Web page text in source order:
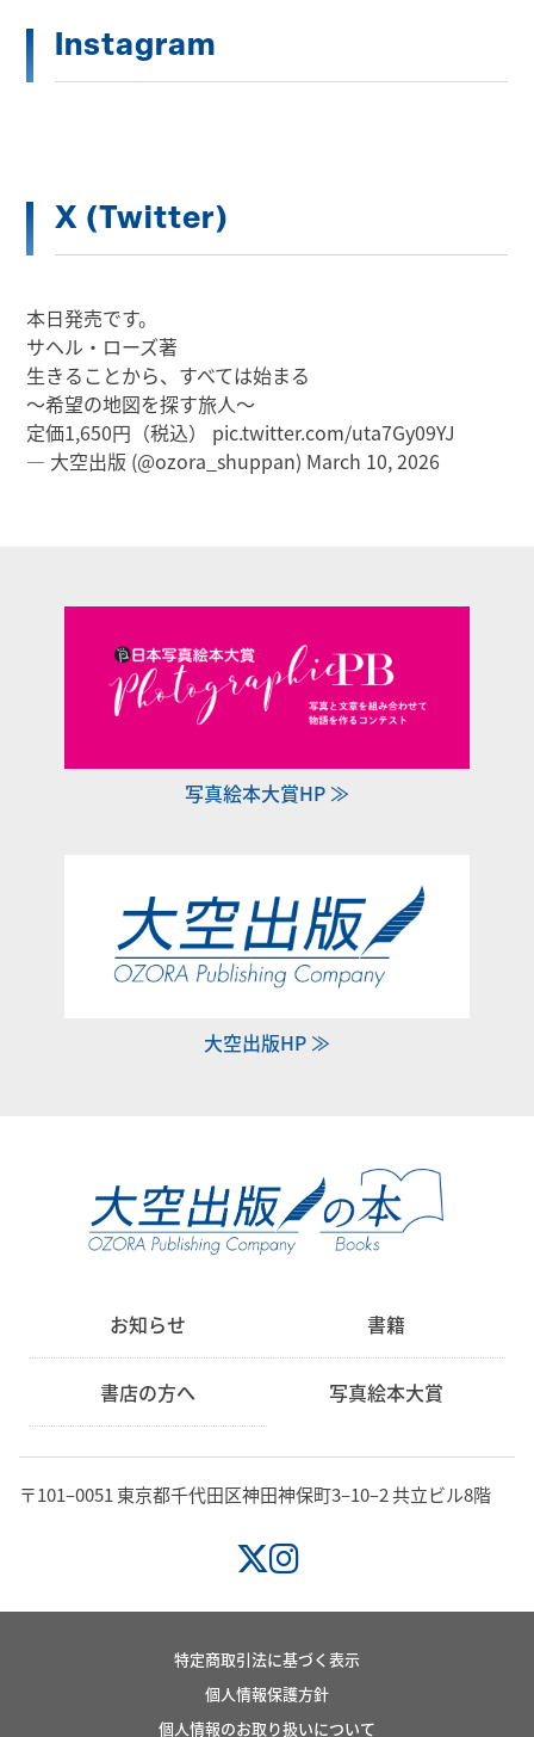
Instagram
X (Twitter)
本日発売です。
サヘル・ローズ著
生きることから、すべては始まる
～希望の地図を探す旅人～
定価1,650円（税込） pic.twitter.com/uta7Gy09YJ
— 大空出版 (@ozora_shuppan) March 10, 2026
写真絵本大賞HP ≫
大空出版HP ≫
お知らせ 書籍
書店の方へ 写真絵本大賞
〒101‒0051 東京都千代田区神田神保町3‒10‒2 共立ビル8階
特定商取引法に基づく表示
個人情報保護方針
個人情報のお取り扱いについて